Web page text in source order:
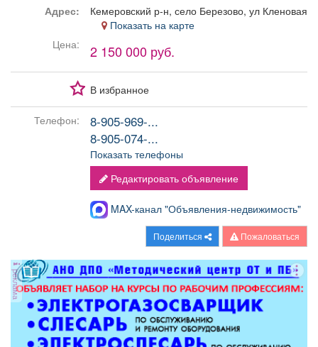
Адрес:
Кемеровский р-н, село Березово, ул Кленовая
Показать на карте
Цена:
2 150 000 руб.
В избранное
Телефон:
8-905-969-...
8-905-074-...
Показать телефоны
Редактировать объявление
MAX-канал "Объявления-недвижимость"
Поделиться Пожаловаться
реклама